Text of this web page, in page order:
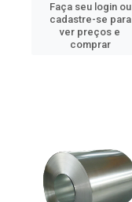
Faça seu login ou
cadastre-se para
ver preços e
comprar